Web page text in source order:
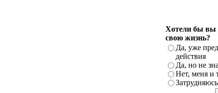
Хотели бы вы
свою жизнь?
Да, уже
действия
Да, но не
Нет, меня и